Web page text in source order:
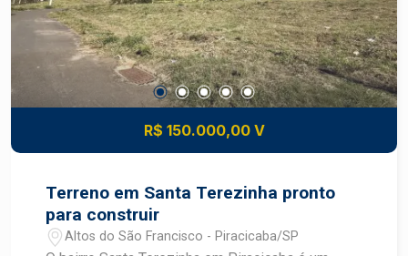
proximidade de escolas, supermercados,
transportes, serviços e lazer comunitário
Construa o imóvel dos seus sonhos com
segurança e excelente potencial de valorização.
Construa seu futuro com quem é agente de
desenvolvimento do mercado imobiliário de
Piracicaba. Agende sua visita.
R$ 150.000,00 V
Terreno em Santa Terezinha pronto
para construir
Altos do São Francisco - Piracicaba/SP